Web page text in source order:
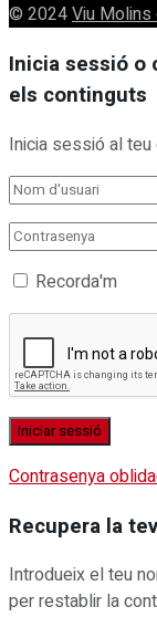
© 2024Viu Molins
Inicia sessió o
els continguts
Inicia sessió al
Recorda'm
Contrasenya
Recupera la
Introdueix el teu
per restablir la